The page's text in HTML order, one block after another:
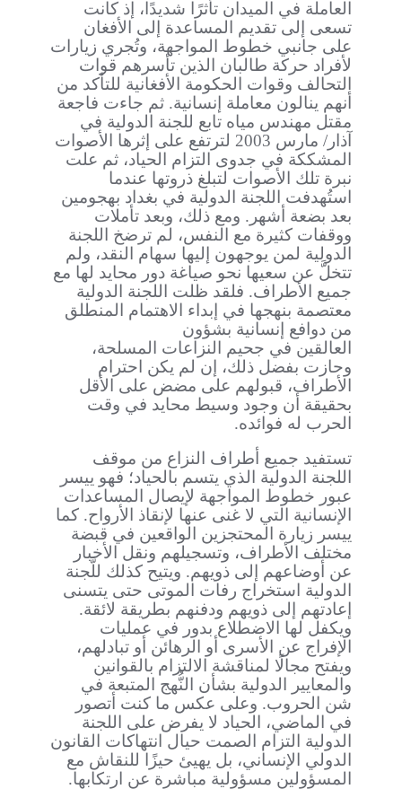
العاملة في الميدان تأثرًا شديدًا، إذ كانت
تسعى إلى تقديم المساعدة إلى الأفغان
على جانبي خطوط المواجهة، وتُجري زيارات
لأفراد حركة طالبان الذين تأسرهم قوات
التحالف وقوات الحكومة الأفغانية للتأكد من
أنهم ينالون معاملة إنسانية. ثم جاءت فاجعة
مقتل مهندس مياه تابع للجنة الدولية في
آذار/ مارس 2003 لترتفع على إثرها الأصوات
المشككة في جدوى التزام الحياد، ثم علت
نبرة تلك الأصوات لتبلغ ذروتها عندما
استُهدفت اللجنة الدولية في بغداد بهجومين
بعد بضعة أشهر. ومع ذلك، وبعد تأملات
ووقفات كثيرة مع النفس، لم ترضخ اللجنة
الدولية لمن يوجهون إليها سهام النقد، ولم
تتخلَّ عن سعيها نحو صياغة دور محايد لها مع
جميع الأطراف. فلقد ظلت اللجنة الدولية
معتصمة بنهجها في إبداء الاهتمام المنطلق
من دوافع إنسانية بشؤون
العالقين في جحيم النزاعات المسلحة،
وحازت بفضل ذلك، إن لم يكن احترام
الأطراف، قبولهم على مضض على الأقل
بحقيقة أن وجود وسيط محايد في وقت
الحرب له فوائده.
تستفيد جميع أطراف النزاع من موقف
اللجنة الدولية الذي يتسم بالحياد؛ فهو ييسر
عبور خطوط المواجهة لإيصال المساعدات
الإنسانية التي لا غنى عنها لإنقاذ الأرواح. كما
ييسر زيارة المحتجزين الواقعين في قبضة
مختلف الأطراف، وتسجيلهم ونقل الأخبار
عن أوضاعهم إلى ذويهم. ويتيح كذلك للَّجنة
الدولية استخراج رفات الموتى حتى يتسنى
إعادتهم إلى ذويهم ودفنهم بطريقة لائقة.
ويكفل لها الاضطلاع بدور في عمليات
الإفراج عن الأسرى أو الرهائن أو تبادلهم،
ويفتح مجالًا لمناقشة الالتزام بالقوانين
والمعايير الدولية بشأن النُّهج المتبعة في
شن الحروب. وعلى عكس ما كنت أتصور
في الماضي، الحياد لا يفرض على اللجنة
الدولية التزام الصمت حيال انتهاكات القانون
الدولي الإنساني، بل يهيئ حيزًا للنقاش مع
المسؤولين مسؤولية مباشرة عن ارتكابها.